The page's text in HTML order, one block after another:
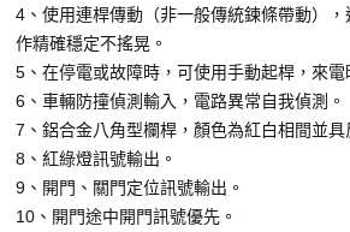
4、使用連桿傳動（非一般傳統鍊條帶動）
作精確穩定不搖晃。
5、在停電或故障時，可使用手動起桿，來電
6、車輛防撞偵測輸入，電路異常自我偵測。
7、鋁合金八角型欄桿，顏色為紅白相間並具
8、紅綠燈訊號輸出。
9、開門、關門定位訊號輸出。
10、開門途中開門訊號優先。